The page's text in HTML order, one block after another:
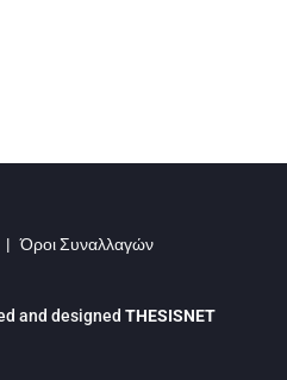
|Όροι Συναλλαγών
and designed THESISNET